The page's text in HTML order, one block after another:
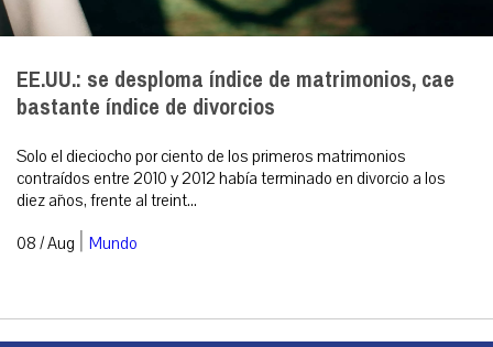
EE.UU.: se desploma índice de matrimonios, cae
bastante índice de divorcios
Solo el dieciocho por ciento de los primeros matrimonios
contraídos entre 2010 y 2012 había terminado en divorcio a los
diez años, frente al treint...
08 / Aug | Mundo